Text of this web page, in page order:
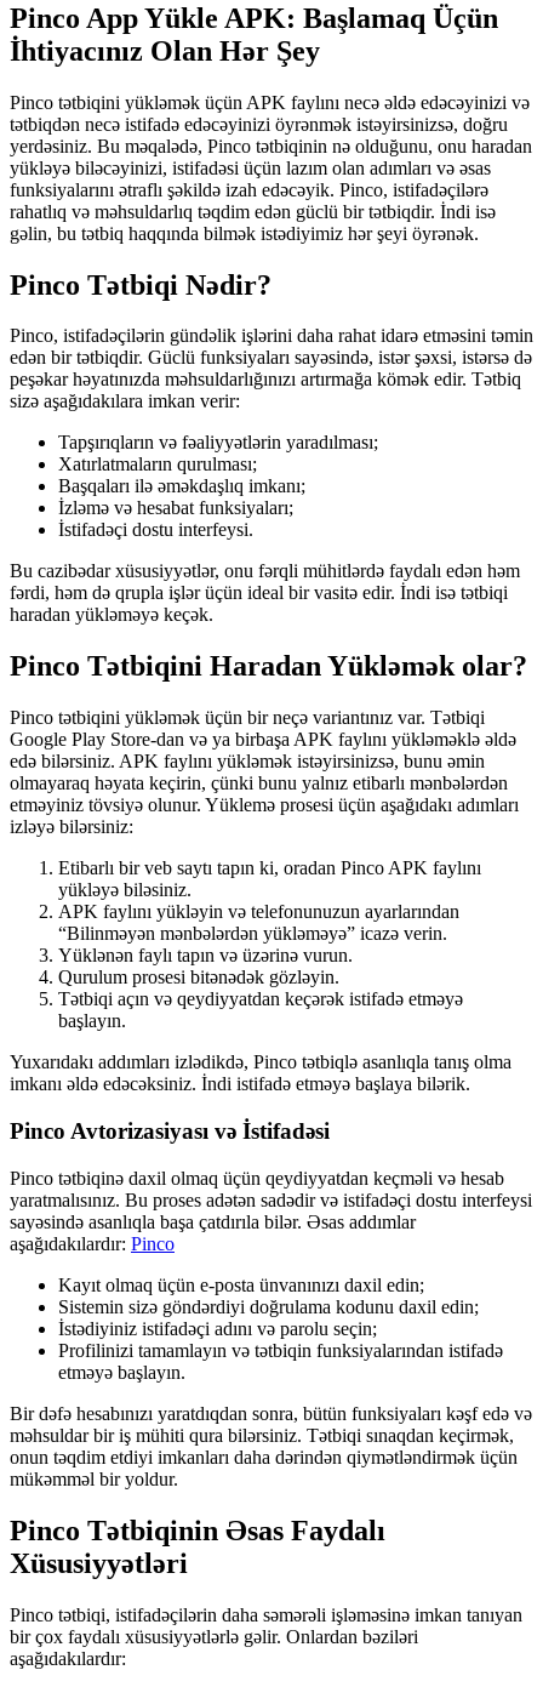
Pinco App Yükle APK: Başlamaq Üçün
İhtiyacınız Olan Hər Şey
Pinco tətbiqini yükləmək üçün APK faylını necə əldə edəcəyinizi və
tətbiqdən necə istifadə edəcəyinizi öyrənmək istəyirsinizsə, doğru
yerdəsiniz. Bu məqalədə, Pinco tətbiqinin nə olduğunu, onu haradan
yükləyə biləcəyinizi, istifadəsi üçün lazım olan adımları və əsas
funksiyalarını ətraflı şəkildə izah edəcəyik. Pinco, istifadəçilərə
rahatlıq və məhsuldarlıq təqdim edən güclü bir tətbiqdir. İndi isə
gəlin, bu tətbiq haqqında bilmək istədiyimiz hər şeyi öyrənək.
Pinco Tətbiqi Nədir?
Pinco, istifadəçilərin gündəlik işlərini daha rahat idarə etməsini təmin
edən bir tətbiqdir. Güclü funksiyaları sayəsində, istər şəxsi, istərsə də
peşəkar həyatınızda məhsuldarlığınızı artırmağa kömək edir. Tətbiq
sizə aşağıdakılara imkan verir:
Tapşırıqların və fəaliyyətlərin yaradılması;
Xatırlatmaların qurulması;
Başqaları ilə əməkdaşlıq imkanı;
İzləmə və hesabat funksiyaları;
İstifadəçi dostu interfeysi.
Bu cazibədar xüsusiyyətlər, onu fərqli mühitlərdə faydalı edən həm
fərdi, həm də qrupla işlər üçün ideal bir vasitə edir. İndi isə tətbiqi
haradan yükləməyə keçək.
Pinco Tətbiqini Haradan Yükləmək olar?
Pinco tətbiqini yükləmək üçün bir neçə variantınız var. Tətbiqi
Google Play Store-dan və ya birbaşa APK faylını yükləməklə əldə
edə bilərsiniz. APK faylını yükləmək istəyirsinizsə, bunu əmin
olmayaraq həyata keçirin, çünki bunu yalnız etibarlı mənbələrdən
etməyiniz tövsiyə olunur. Yüklemə prosesi üçün aşağıdakı adımları
izləyə bilərsiniz:
Etibarlı bir veb saytı tapın ki, oradan Pinco APK faylını
yükləyə biləsiniz.
APK faylını yükləyin və telefonunuzun ayarlarından
“Bilinməyən mənbələrdən yükləməyə” icazə verin.
Yüklənən faylı tapın və üzərinə vurun.
Qurulum prosesi bitənədək gözləyin.
Tətbiqi açın və qeydiyyatdan keçərək istifadə etməyə
başlayın.
Yuxarıdakı addımları izlədikdə, Pinco tətbiqlə asanlıqla tanış olma
imkanı əldə edəcəksiniz. İndi istifadə etməyə başlaya bilərik.
Pinco Avtorizasiyası və İstifadəsi
Pinco tətbiqinə daxil olmaq üçün qeydiyyatdan keçməli və hesab
yaratmalısınız. Bu proses adətən sadədir və istifadəçi dostu interfeysi
sayəsində asanlıqla başa çatdırıla bilər. Əsas addımlar
aşağıdakılardır: Pinco
Kayıt olmaq üçün e-posta ünvanınızı daxil edin;
Sistemin sizə göndərdiyi doğrulama kodunu daxil edin;
İstədiyiniz istifadəçi adını və parolu seçin;
Profilinizi tamamlayın və tətbiqin funksiyalarından istifadə
etməyə başlayın.
Bir dəfə hesabınızı yaratdıqdan sonra, bütün funksiyaları kəşf edə və
məhsuldar bir iş mühiti qura bilərsiniz. Tətbiqi sınaqdan keçirmək,
onun təqdim etdiyi imkanları daha dərindən qiymətləndirmək üçün
mükəmməl bir yoldur.
Pinco Tətbiqinin Əsas Faydalı
Xüsusiyyətləri
Pinco tətbiqi, istifadəçilərin daha səmərəli işləməsinə imkan tanıyan
bir çox faydalı xüsusiyyətlərlə gəlir. Onlardan bəziləri
aşağıdakılardır: